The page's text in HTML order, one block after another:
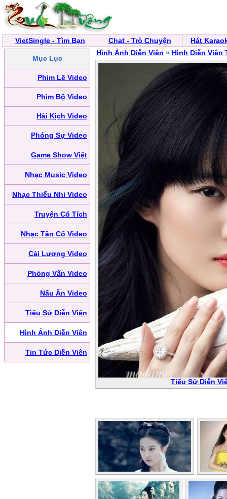
VietSingle - Tìm Bạn Chat - Trò Chuyện Hát
Mục Lục
Phim Lẽ Video
Phim Bộ Video
Hài Kịch Video
Phóng Sự Video
Game Show Việt
Nhạc Music Video
Nhạc Thiếu Nhi Video
Truyện Cổ Tích
Nhạc Tân Cổ Video
Cải Lương Video
Phỏng Vấn Video
Nấu Ăn Video
Tiểu Sử Diễn Viên
Hình Ảnh Diễn Viên
Tin Tức Diễn Viên
Hình Ảnh Diễn Viên » Hình Diễn Viên
Tiểu Sử Diễn